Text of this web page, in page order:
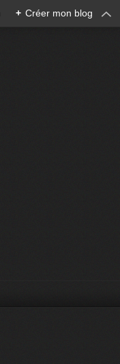
+ Créer mon blog